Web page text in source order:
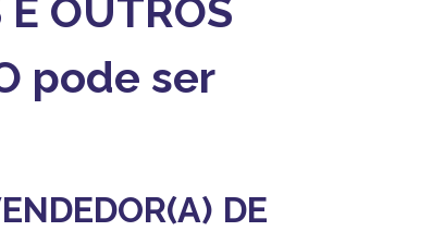
OUTROS
pode ser
DE